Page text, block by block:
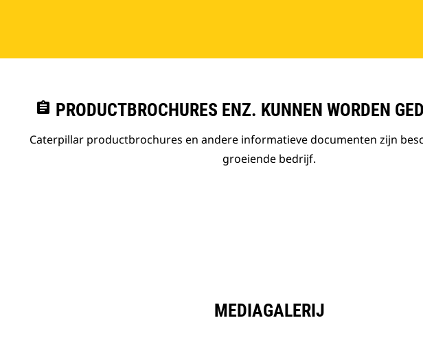
assignment PRODUCTBROCHURES ENZ. KUNNEN WORDEN
Caterpillar productbrochures en andere informatieve documenten zijn
groeiende bedrijf.
MEDIAGALERIJ